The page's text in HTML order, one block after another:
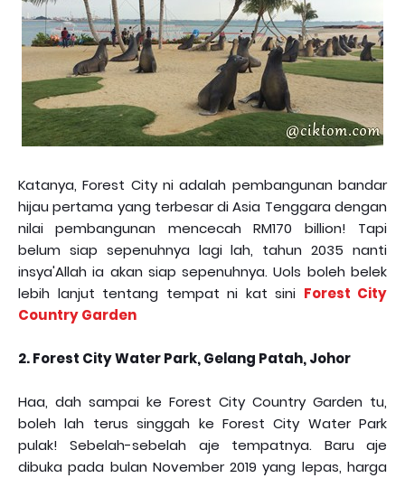
Katanya, Forest City ni adalah pembangunan bandar
hijau pertama yang terbesar di Asia Tenggara dengan
nilai pembangunan mencecah RM170 billion! Tapi
belum siap sepenuhnya lagi lah, tahun 2035 nanti
insya'Allah ia akan siap sepenuhnya. Uols boleh belek
lebih lanjut tentang tempat ni kat sini Forest City
Country Garden
2. Forest City Water Park, Gelang Patah, Johor
Haa, dah sampai ke Forest City Country Garden tu,
boleh lah terus singgah ke Forest City Water Park
pulak! Sebelah-sebelah aje tempatnya. Baru aje
dibuka pada bulan November 2019 yang lepas, harga